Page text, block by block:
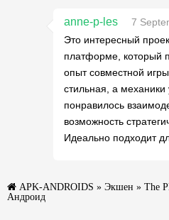
anne-p-les
7
Это интересный
платформе, который
опыт совместной
стильная, а
понравилось
возможность
Идеально подходит
APK-ANDROIDS » Экшен » The
Андроид